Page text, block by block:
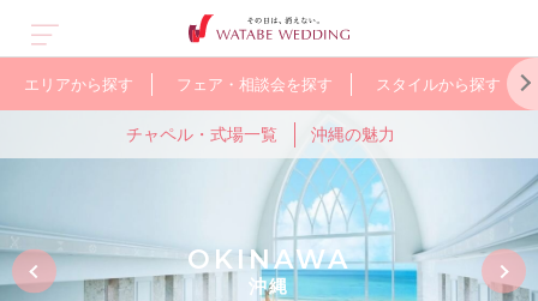
エリアから探す フェア・相談会を探す スタイルから探す
軽井沢
プン&
アル
ウェディング
少人数で
アットホームに
お得なプラン
チャペル・式場一覧 沖縄の魅力
OKINAWA
沖縄